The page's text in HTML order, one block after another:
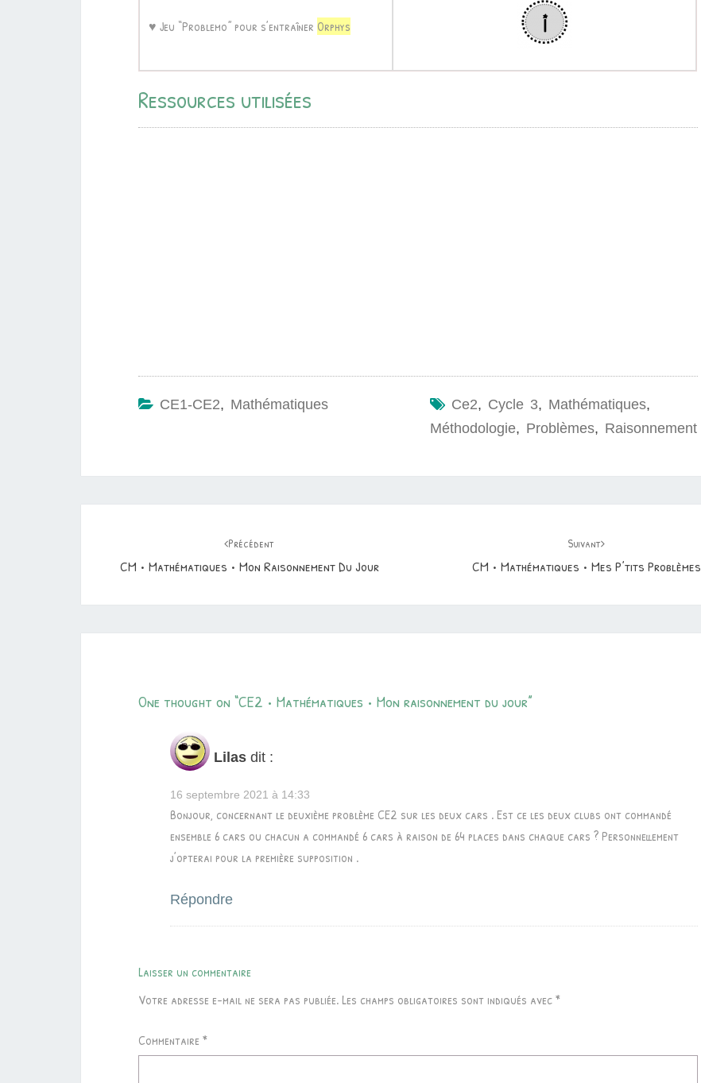
♥ Jeu “Problemo” pour s’entraîner Orphys
Ressources utilisées
CE1-CE2, Mathématiques Ce2, Cycle 3, Mathématiques,
Méthodologie, Problèmes, Raisonnement
Précédent
CM • Mathématiques • Mon Raisonnement Du Jour
Suivant
CM • Mathématiques • Mes P’tits Problèmes
One thought on “CE2 • Mathématiques • Mon raisonnement du jour”
Lilas dit :
16 septembre 2021 à 14:33
Bonjour, concernant le deuxième problème CE2 sur les deux cars . Est ce les deux clubs ont commandé
ensemble 6 cars ou chacun a commandé 6 cars à raison de 64 places dans chaque cars ? Personnellement
j’opterai pour la première supposition .
Répondre
Laisser un commentaire
Votre adresse e-mail ne sera pas publiée. Les champs obligatoires sont indiqués avec*
Commentaire *